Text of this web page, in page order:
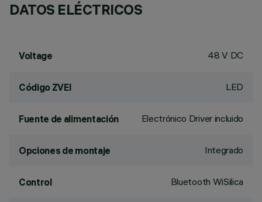
DATOS ELÉCTRICOS
Voltage 48 V DC
Código ZVEI LED
Fuente de alimentación Electrónico Driver incluido
Opciones de montaje Integrado
Control Bluetooth WiSilica